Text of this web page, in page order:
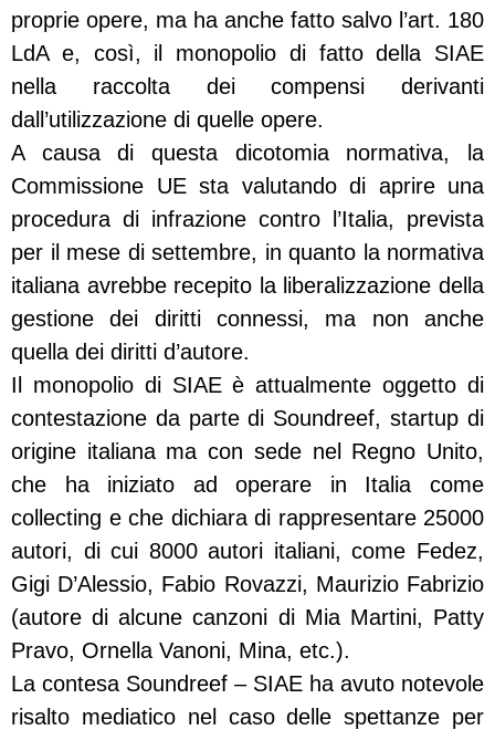
proprie opere, ma ha anche fatto salvo l’art. 180
LdA e, così, il monopolio di fatto della SIAE
nella raccolta dei compensi derivanti
dall’utilizzazione di quelle opere.
A causa di questa dicotomia normativa, la
Commissione UE sta valutando di aprire una
procedura di infrazione contro l’Italia, prevista
per il mese di settembre, in quanto la normativa
italiana avrebbe recepito la liberalizzazione della
gestione dei diritti connessi, ma non anche
quella dei diritti d’autore.
Il monopolio di SIAE è attualmente oggetto di
contestazione da parte di Soundreef, startup di
origine italiana ma con sede nel Regno Unito,
che ha iniziato ad operare in Italia come
collecting e che dichiara di rappresentare 25000
autori, di cui 8000 autori italiani, come Fedez,
Gigi D’Alessio, Fabio Rovazzi, Maurizio Fabrizio
(autore di alcune canzoni di Mia Martini, Patty
Pravo, Ornella Vanoni, Mina, etc.).
La contesa Soundreef – SIAE ha avuto notevole
risalto mediatico nel caso delle spettanze per